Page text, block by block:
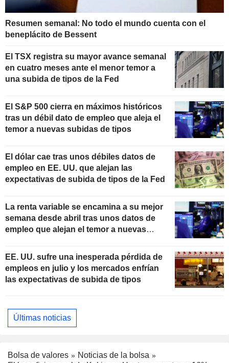
Resumen semanal: No todo el mundo cuenta con el
beneplácito de Bessent
El TSX registra su mayor avance semanal
en cuatro meses ante el menor temor a
una subida de tipos de la Fed
El S&P 500 cierra en máximos históricos
tras un débil dato de empleo que aleja el
temor a nuevas subidas de tipos
El dólar cae tras unos débiles datos de
empleo en EE. UU. que alejan las
expectativas de subida de tipos de la Fed
La renta variable se encamina a su mejor
semana desde abril tras unos datos de
empleo que alejan el temor a nuevas
EE. UU. sufre una inesperada pérdida de
empleos en julio y los mercados enfrían
las expectativas de subida de tipos
Últimas noticias
Bolsa de valores
Noticias de la bolsa